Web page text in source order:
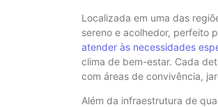
Localizada em uma das
sereno e acolhedor, perfeito
atender às necessidades
clima de bem-estar. Cada
com áreas de convivência,
Além da infraestrutura de